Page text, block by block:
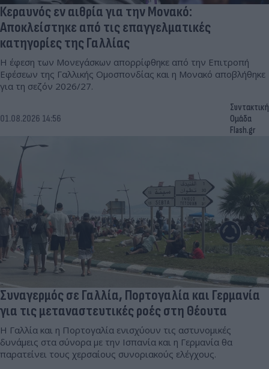
Κεραυνός εν αιθρία για την Μονακό:
Αποκλείστηκε από τις επαγγελματικές
κατηγορίες της Γαλλίας
Η έφεση των Μονεγάσκων απορρίφθηκε από την Επιτροπή
Εφέσεων της Γαλλικής Ομοσπονδίας και η Μονακό αποβλήθηκε
για τη σεζόν 2026/27.
01.08.2026 14:56
Συντακτική
Ομάδα
Flash.gr
Συναγερμός σε Γαλλία, Πορτογαλία και Γερμανία
για τις μεταναστευτικές ροές στη Θέουτα
Η Γαλλία και η Πορτογαλία ενισχύουν τις αστυνομικές
δυνάμεις στα σύνορα με την Ισπανία και η Γερμανία θα
παρατείνει τους χερσαίους συνοριακούς ελέγχους.